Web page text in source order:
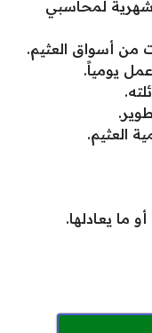
لمحاسبي
العثيم.
ما يعادلها.